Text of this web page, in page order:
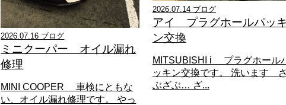
2026.07.16 ブログ
ミニクーパー オイル漏れ
修理
MINI COOPER 車検にともな
い、オイル漏れ修理です。 やっ
2026.07.14 ブログ
アイ プラグホールパッ
ン交換
MITSUBISHI i プラグホール
ッキン交換です。 洗います
ぶざぶ… ざ...